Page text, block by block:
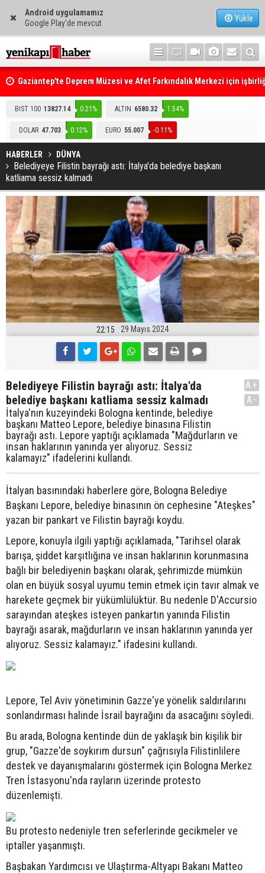
Android uygulamamız
Google Play'de mevcut
Yükle
Gaziantep'te Deprem Müzesi ve Afet Farkındalık Merkezi için
protokolü imzalandı
Resmi Gazete'de Bugün
BIST 100 13827.14 0.21% ALTIN 6580.32 1.54%
DOLAR 47.703 0.12% EURO 55.007 -0.11%
HABERLER DÜNYA
Belediyeye Filistin bayrağı astı: İtalya'da belediye başkanı
katliama sessiz kalmadı
22:15 29 Mayıs 2024
Belediyeye Filistin bayrağı astı: İtalya'da
belediye başkanı katliama sessiz kalmadı
İtalya'nın kuzeyindeki Bologna kentinde, belediye
başkanı Matteo Lepore, belediye binasına Filistin
bayrağı astı. Lepore yaptığı açıklamada "Mağdurların ve
insan haklarının yanında yer alıyoruz. Sessiz
kalamayız" ifadelerini kullandı.
A+
A-
İtalyan basınındaki haberlere göre, Bologna Belediye
Başkanı Lepore, belediye binasının ön cephesine "Ateşkes"
yazan bir pankart ve Filistin bayrağı koydu.
Lepore, konuyla ilgili yaptığı açıklamada, "Tarihsel olarak
barışa, şiddet karşıtlığına ve insan haklarının korunmasına
bağlı bir belediyenin başkanı olarak, şehrimizde mümkün
olan en büyük sosyal uyumu temin etmek için tavır almak ve
harekete geçmek bir yükümlülüktür. Bu nedenle D'Accursio
sarayından ateşkes isteyen pankartın yanında Filistin
bayrağı asarak, mağdurların ve insan haklarının yanında yer
alıyoruz. Sessiz kalamayız." ifadesini kullandı.
Lepore, Tel Aviv yönetiminin Gazze'ye yönelik saldırılarını
sonlandırması halinde İsrail bayrağını da asacağını söyledi.
Bu arada, Bologna kentinde dün de yaklaşık bin kişilik bir
grup, "Gazze'de soykırım dursun" çağrısıyla Filistinlilere
destek ve dayanışmalarını göstermek için Bologna Merkez
Tren İstasyonu'nda rayların üzerinde protesto
düzenlemişti.
Bu protesto nedeniyle tren seferlerinde gecikmeler ve
iptaller yaşanmıştı.
Başbakan Yardımcısı ve Ulaştırma-Altyapı Bakanı Matteo